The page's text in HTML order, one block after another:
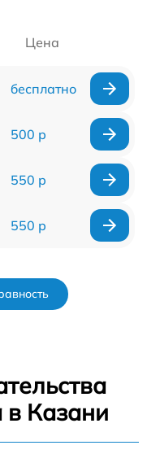
Цена
бесплатно
500 р
550 р
550 р
в Казани